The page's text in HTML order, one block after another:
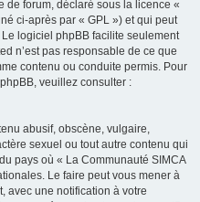
de forum, déclaré sous la licence «
ci-après par « GPL ») et qui peut
Le logiciel phpBB facilite seulement
n’est pas responsable de ce que
contenu ou conduite permis. Pour
veuillez consulter :
abusif, obscène, vulgaire,
sexuel ou tout autre contenu qui
pays où « La Communauté SIMCA
Le faire peut vous mener à
avec une notification à votre